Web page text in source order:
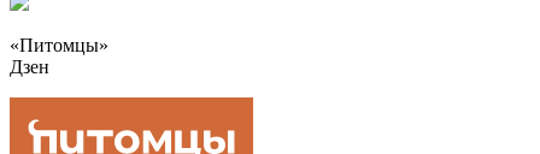
«Питомцы»
Дзен